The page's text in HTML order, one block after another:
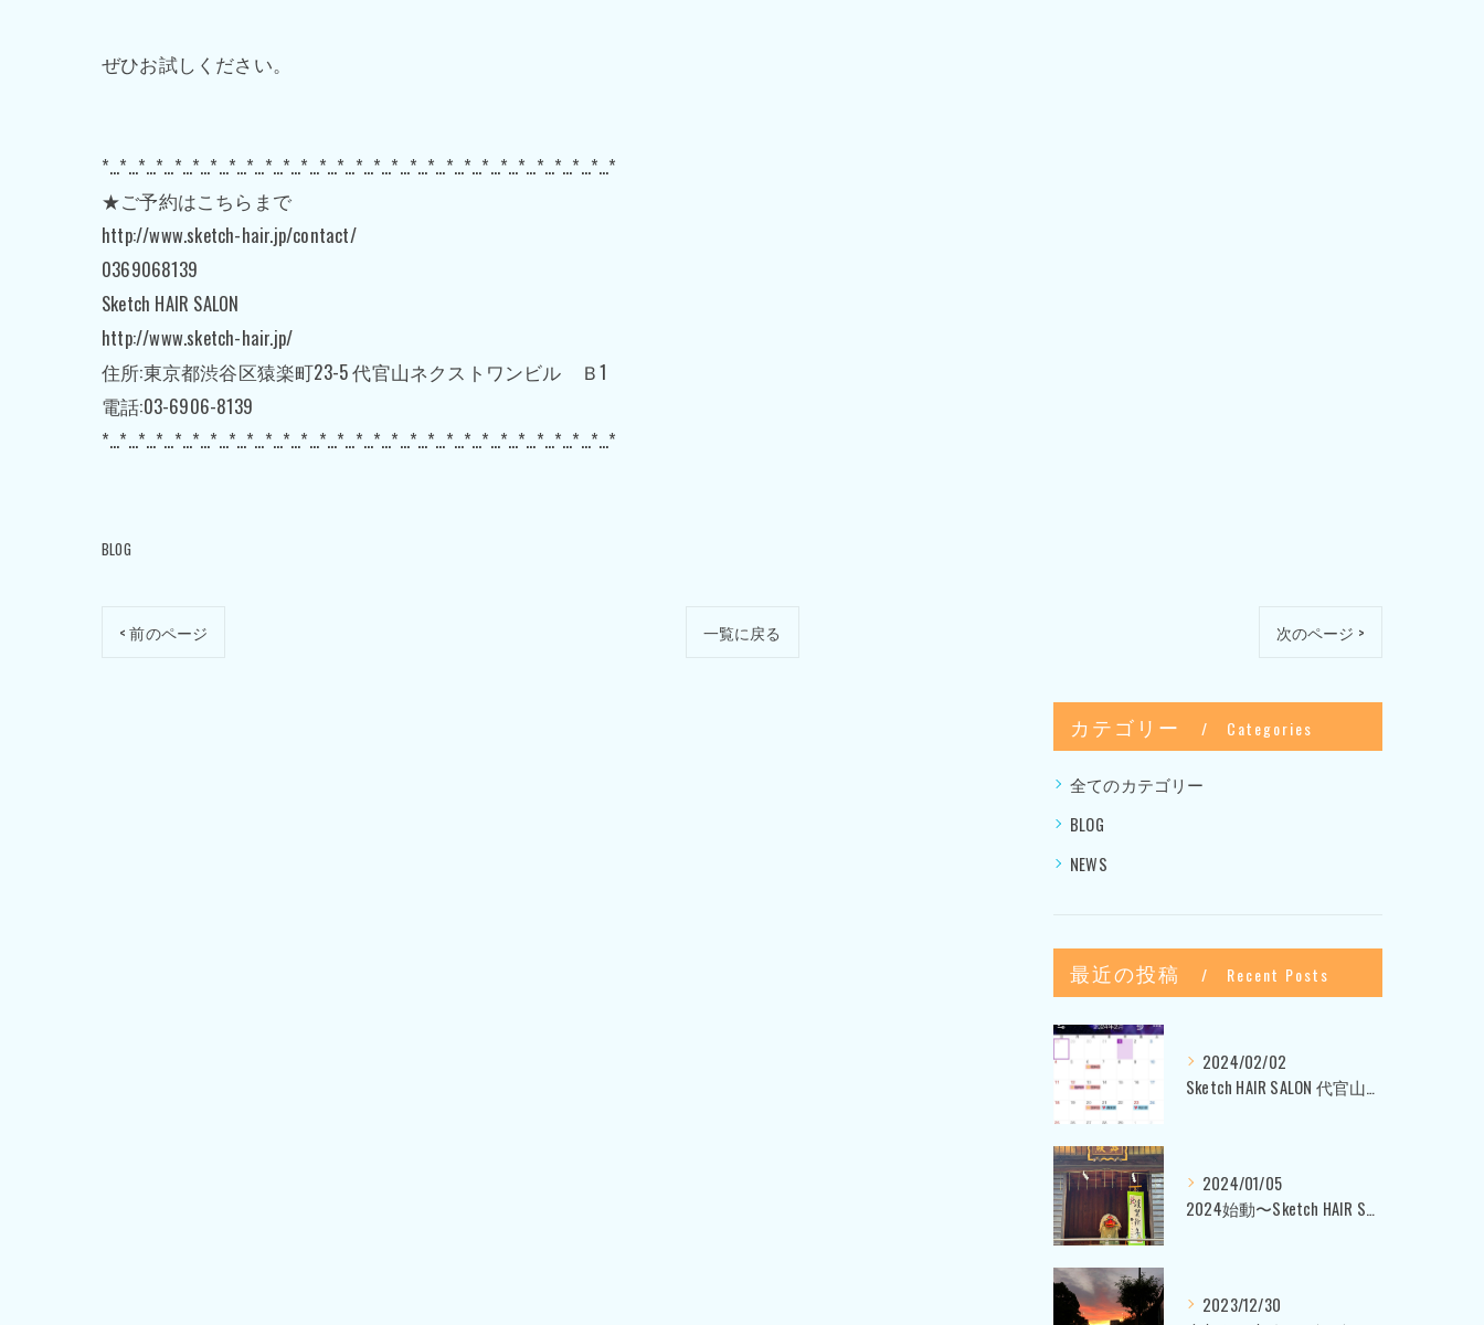
ぜひお試しください。
*…*…*…*…*…*…*…*…*…*…*…*…*…*…*…*…*…*…*…*…*…*…*…*…*…*…*…*…*
★ご予約はこちらまで
http://www.sketch-hair.jp/contact/
0369068139
Sketch HAIR SALON
http://www.sketch-hair.jp/
住所:東京都渋谷区猿楽町23-5 代官山ネクストワンビル Ｂ1
電話:03-6906-8139
*…*…*…*…*…*…*…*…*…*…*…*…*…*…*…*…*…*…*…*…*…*…*…*…*…*…*…*…*
BLOG
< 前のページ 一覧に戻る 次のページ >
カテゴリー Categories
全てのカテゴリー
BLOG
NEWS
最近の投稿 Recent Posts
2024/02/02
Sketch HAIR SALON 代官山〜美容室ブログ〜
2024/01/05
2024始動〜Sketch HAIR SALON 代官山〜
2023/12/30